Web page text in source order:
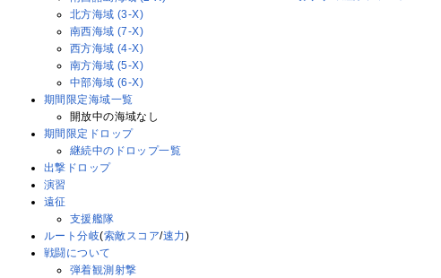
北方海域 (3-X)
南西海域 (7-X)
西方海域 (4-X)
南方海域 (5-X)
中部海域 (6-X)
期間限定海域一覧
開放中の海域なし
期間限定ドロップ
継続中のドロップ一覧
出撃ドロップ
演習
遠征
支援艦隊
ルート分岐(索敵スコア/速力)
戦闘について
弾着観測射撃